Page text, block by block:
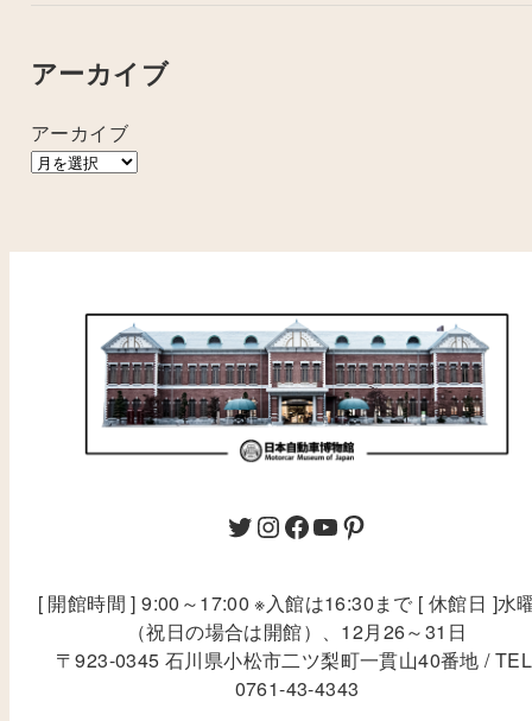
アーカイブ
アーカイブ
[ 開館時間 ] 9:00～17:00 ※入館は16:30まで [ 休館日 ]水
（祝日の場合は開館）、12月26～31日
〒923-0345 石川県小松市二ツ梨町一貫山40番地 /
0761-43-4343